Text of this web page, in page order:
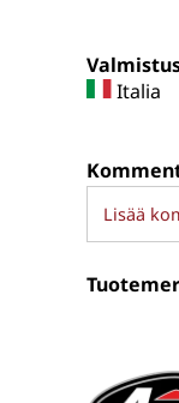
Italia
Lisää